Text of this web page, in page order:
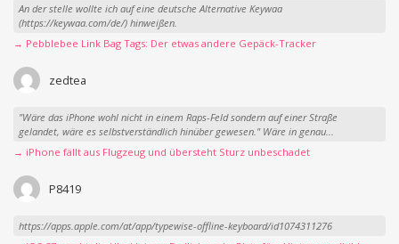
An der stelle wollte ich auf eine deutsche Alternative Keywaa
(https://keywaa.com/de/) hinweißen.
→ Pebblebee Link Bag Tags: Der etwas andere Gepäck-Tracker
zedtea
"Wäre das iPhone wohl nicht in einem Raps-Feld sondern auf einer Straße
gelandet, wäre es selbstverständlich hinüber gewesen." Wäre in genau...
→ iPhone fällt aus Flugzeug und übersteht Sturz unbeschadet
P8419
https://apps.apple.com/at/app/typewise-offline-keyboard/id1074311276